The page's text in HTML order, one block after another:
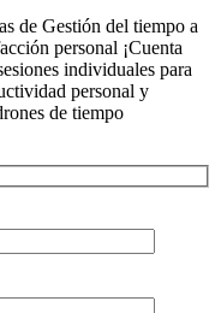
de Gestión del tiempo a
personal ¡Cuenta
individuales para
personal y
de tiempo